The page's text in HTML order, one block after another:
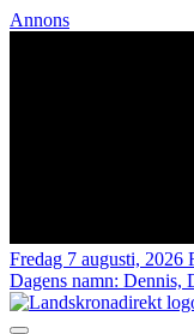
Annons
Fredag 7 augusti, 2026
Dagens namn: Dennis,